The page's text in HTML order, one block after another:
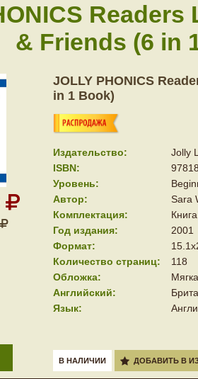
Readers
& Friends (6 in
JOLLY PHONICS
in 1 Book)
Издательство:
Jolly
ISBN:
Уровень:
Автор:
Sara
Комплектация:
Год издания:
2001
Формат:
Количество страниц:
118
Обложка:
Английский:
Язык:
В НАЛИЧИИ ДОБАВИТЬ В